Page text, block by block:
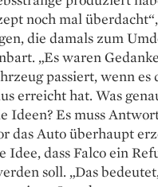
noch mal
die damals zum
„Es waren
passiert, wenn es
erreicht hat. Was
Ideen? Es muss
das Auto überhaupt
Idee, dass Falco ein
soll. „Das